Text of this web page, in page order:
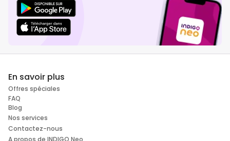
En savoir plus
Offres spéciales
FAQ
Blog
Nos services
Contactez-nous